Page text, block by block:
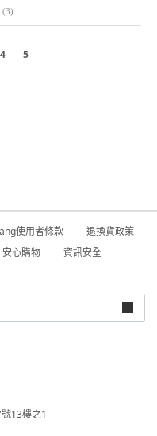
(3)
4 5
使用者條款
退換貨政策
安心購物
資訊安全
13樓之1